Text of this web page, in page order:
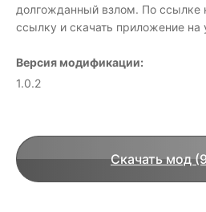
долгожданный взлом. По ссылке
ссылку и скачать приложение на
Версия модификации:
1.0.2
Скачать мод